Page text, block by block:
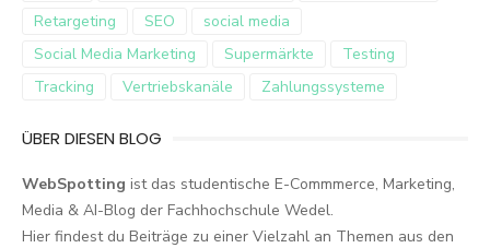
Retargeting
SEO
social media
Social Media Marketing
Supermärkte
Testing
Tracking
Vertriebskanäle Zahlungssysteme
ÜBER DIESEN BLOG
WebSpotting ist das studentische E-Commmerce, Marketing,
Media & AI-Blog der Fachhochschule Wedel.
Hier findest du Beiträge zu einer Vielzahl an Themen aus den